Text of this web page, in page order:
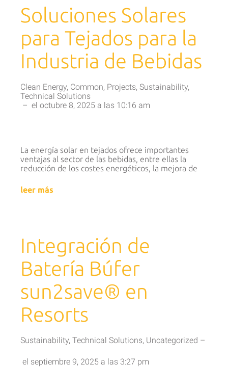
Soluciones Solares
para Tejados para la
Industria de Bebidas
Clean Energy, Common, Projects, Sustainability,
Technical Solutions
– el octubre 8, 2025 a las 10:16 am
La energía solar en tejados ofrece importantes
ventajas al sector de las bebidas, entre ellas la
reducción de los costes energéticos, la mejora de
leer más
Integración de
Batería Búfer
sun2save® en
Resorts
Sustainability, Technical Solutions, Uncategorized –
el septiembre 9, 2025 a las 3:27 pm